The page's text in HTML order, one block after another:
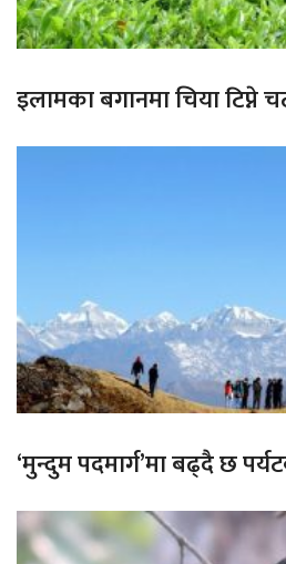
इलामका बगानमा चिया टिप्ने
‘मुन्दुम पदमार्ग’मा बढ्दै छ